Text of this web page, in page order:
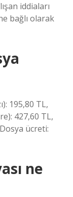
iddiaları
bağlı olarak
195,80 TL,
427,60 TL,
ücreti:
ne